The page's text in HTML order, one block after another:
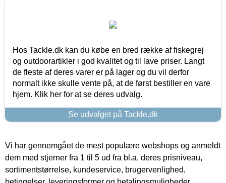
Hos Tackle.dk kan du købe en bred række af fiskegrej
og outdoorartikler i god kvalitet og til lave priser. Langt
de fleste af deres varer er på lager og du vil derfor
normalt ikke skulle vente på, at de først bestiller en vare
hjem. Klik her for at se deres udvalg.
Se udvalget på Tackle.dk
Vi har gennemgået de mest populære webshops og anmeldt
dem med stjerner fra 1 til 5 ud fra bl.a. deres prisniveau,
sortimentstørrelse, kundeservice, brugervenlighed,